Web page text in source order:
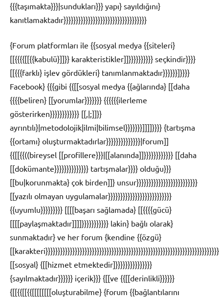
{{{taşımakta}}}|sundukları}}} yapı} sayıldığını}
kanıtlamaktadır}}}}}}}}}}}}}}}}}}}}}}}}}}}}}}}}}}
{Forum platformları ile {{sosyal medya {{siteleri}
[[{{{{[[{{kabulü}]]}} karakteristikler]]}}}}}}}}}} seçkindir}}}}
[[{{{farklı} işlev gördükleri} tanımlanmaktadır}}}}}}]}}}}
Facebook} {{{gibi {{[[sosyal medya {{ağlarında} [[daha
{{{{beliren} [[yorumlar}}}}}}} {{{{{{ilerleme
gösterirken}}}}}}}}}}}} [[,|;]]}}
ayrıntılı}|metodolojik|ilmi|bilimsel}}}}}}}]]]]}}}} {tartışma
{{ortamı} oluşturmaktadırlar}}}}}}}}}}}}}}|forum]]
{{[[{{((bireysel [[profillere}}}|[[alanında]]}}}}}}}}}}}} [[daha
[[dokümante}}}}}}}}}}}}}} tartışmalar}}}} olduğu}}}
[[bu|korunmakta} çok birden]]} unsur}}}}}}}}}}}}}}}}}}}}}}}}}
[[yazılı olmayan uygulamalar}}}}}}}}}}}}}}}}}}}}}}}}}}
{{uyumlu}}}}}}}}} [[[[başarı sağlamada} [[{{{{gücü}
[[[[paylaşmaktadır]]]]}}}}}}}}}}} lakin} bağlı olarak}
sunmaktadır} ve her forum {kendine {{özgü}
[[sosyal} {[[hizmet etmektedir]}}}}}}}}}}}}}}}
{sayılmaktadır}}}}}} içerik}}} {[[ve {{[[derinlikli}}}}}}
{[[{{[[{{[[[[[[[[oluşturabilme} {forum {{bağlantılarını